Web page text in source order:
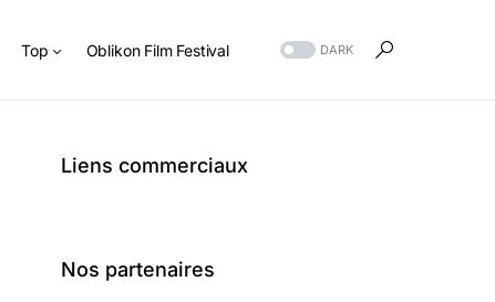
Top Oblikon Film Festival DARK
Liens commerciaux
Nos partenaires